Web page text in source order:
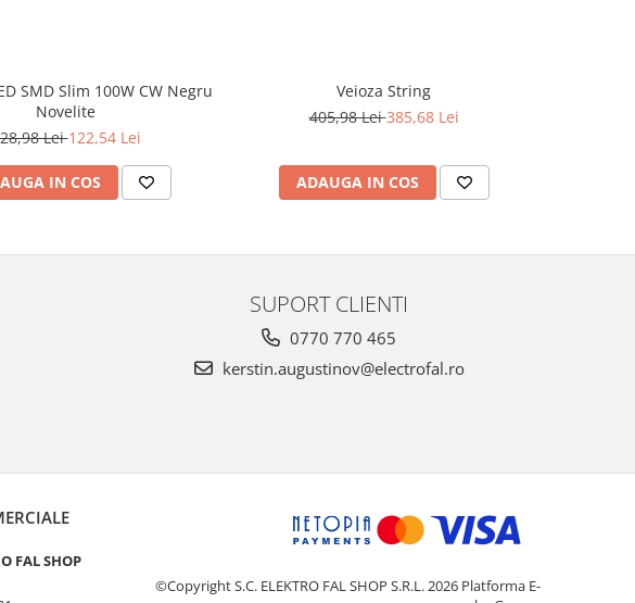
SMD Slim 100W CW Negru
Novelite
Lei122,54 Lei
IN COS
Veioza String
405,98 Lei385,68 Lei
ADAUGA IN COS
SUPORT CLIENTI
0770 770 465
kerstin.augustinov@electrofal.ro
FAL SHOP
©Copyright S.C. ELEKTRO FAL SHOP S.R.L. 2026 Platforma E-